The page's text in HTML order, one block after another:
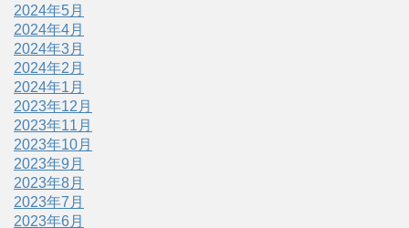
2024年5月
2024年4月
2024年3月
2024年2月
2024年1月
2023年12月
2023年11月
2023年10月
2023年9月
2023年8月
2023年7月
2023年6月